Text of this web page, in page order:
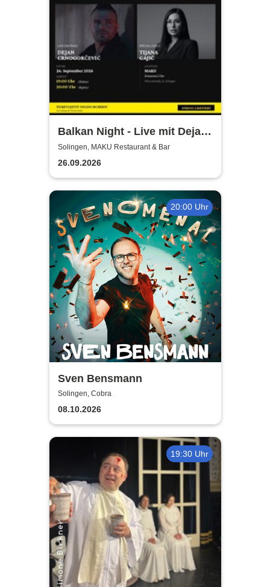
Balkan Night - Live mit Dejan
Crnogorevi & Tijana Gaji
Solingen, MAKU Restaurant & Bar
26.09.2026
20:00 Uhr
Sven Bensmann
Solingen, Cobra
08.10.2026
19:30 Uhr